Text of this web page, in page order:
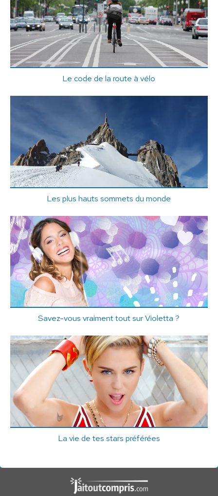
Le code de la route à vélo
Les plus hauts sommets du monde
Savez-vous vraiment tout sur Violetta ?
La vie de tes stars préférées